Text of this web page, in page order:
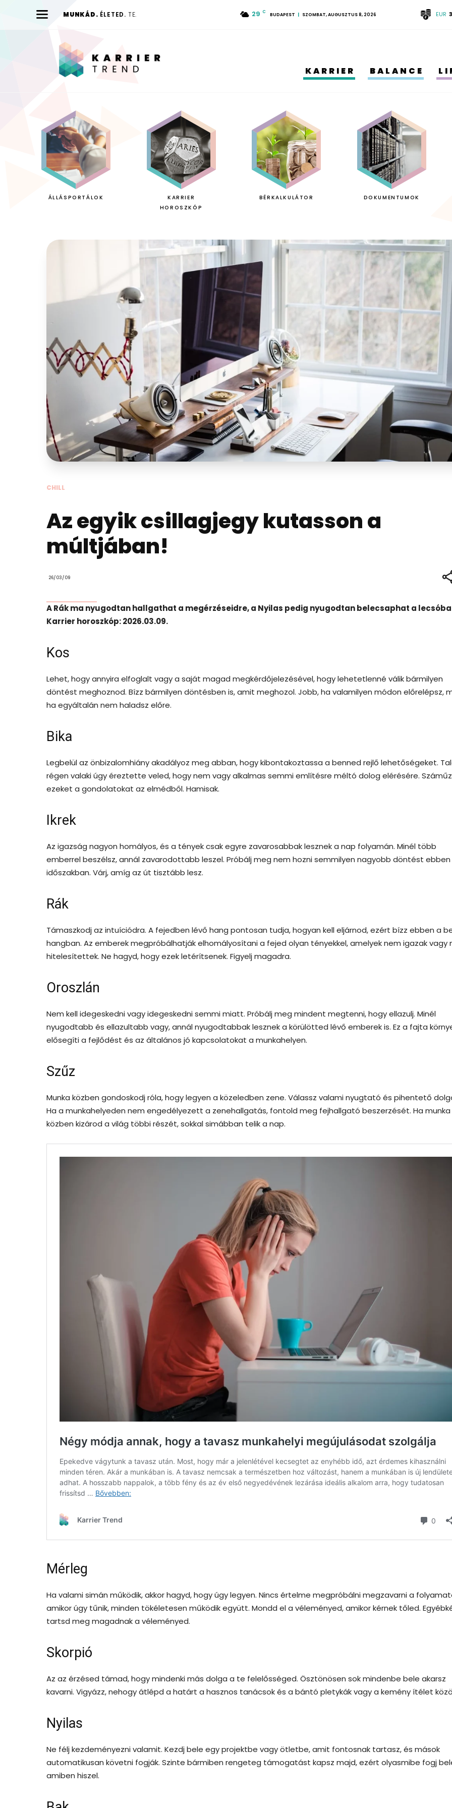
MUNKÁD. ÉLETED. TE. 29 C BUDAPEST SZOMBAT, AUGUSZTUS 8, 2026 EUR
KARRIER BALANCE
ÁLLÁSPORTÁLOK
KARRIER
HOROSZKÓP
BÉRKALKULÁTOR DOKUMENTUMOK
CHILL
Az egyik csillagjegy kutasson a
múltjában!
26/03/09
A Rák ma nyugodtan hallgathat a megérzéseidre, a Nyilas pedig nyugodtan belecsaphat a
Karrier horoszkóp: 2026.03.09.
Kos
Lehet, hogy annyira elfoglalt vagy a saját magad megkérdőjelezésével, hogy lehetetlenné válik bármilyen
döntést meghoznod. Bízz bármilyen döntésben is, amit meghozol. Jobb, ha valamilyen módon előrelépsz,
ha egyáltalán nem haladsz előre.
Bika
Legbelül az önbizalomhiány akadályoz meg abban, hogy kibontakoztassa a benned rejlő lehetőségeket.
régen valaki úgy éreztette veled, hogy nem vagy alkalmas semmi említésre méltó dolog elérésére.
ezeket a gondolatokat az elmédből. Hamisak.
Ikrek
Az igazság nagyon homályos, és a tények csak egyre zavarosabbak lesznek a nap folyamán. Minél több
emberrel beszélsz, annál zavarodottabb leszel. Próbálj meg nem hozni semmilyen nagyobb döntést
időszakban. Várj, amíg az út tisztább lesz.
Rák
Támaszkodj az intuíciódra. A fejedben lévő hang pontosan tudja, hogyan kell eljárnod, ezért bízz ebben a
hangban. Az emberek megpróbálhatják elhomályosítani a fejed olyan tényekkel, amelyek nem igazak vagy
hitelesítettek. Ne hagyd, hogy ezek letérítsenek. Figyelj magadra.
Oroszlán
Nem kell idegeskedni vagy idegeskedni semmi miatt. Próbálj meg mindent megtenni, hogy ellazulj. Minél
nyugodtabb és ellazultabb vagy, annál nyugodtabbak lesznek a körülötted lévő emberek is. Ez a fajta
elősegíti a fejlődést és az általános jó kapcsolatokat a munkahelyen.
Szűz
Munka közben gondoskodj róla, hogy legyen a közeledben zene. Válassz valami nyugtató és pihentető
Ha a munkahelyeden nem engedélyezett a zenehallgatás, fontold meg fejhallgató beszerzését. Ha munka
közben kizárod a világ többi részét, sokkal simábban telik a nap.
Mérleg
Ha valami simán működik, akkor hagyd, hogy úgy legyen. Nincs értelme megpróbálni megzavarni a
amikor úgy tűnik, minden tökéletesen működik együtt. Mondd el a véleményed, amikor kérnek tőled.
tartsd meg magadnak a véleményed.
Skorpió
Az az érzésed támad, hogy mindenki más dolga a te felelősséged. Ösztönösen sok mindenbe bele akarsz
kavarni. Vigyázz, nehogy átlépd a határt a hasznos tanácsok és a bántó pletykák vagy a kemény ítélet
Nyilas
Ne félj kezdeményezni valamit. Kezdj bele egy projektbe vagy ötletbe, amit fontosnak tartasz, és mások
automatikusan követni fogják. Szinte bármiben rengeteg támogatást kapsz majd, ezért olyasmibe fogj
amiben hiszel.